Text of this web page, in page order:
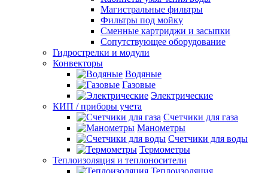
Магистральные фильтры
Фильтры под мойку
Сменные картриджи и засыпки
Сопутствующее оборудование
Гидрострелки и модули
Конвекторы
Водяные
Газовые
Электрические
КИП / приборы учета
Счетчики для газа
Манометры
Счетчики для воды
Термометры
Теплоизоляция и теплоносители
Теплоизоляция